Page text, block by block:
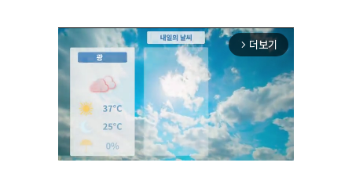
arrow_forward_ios 더보기